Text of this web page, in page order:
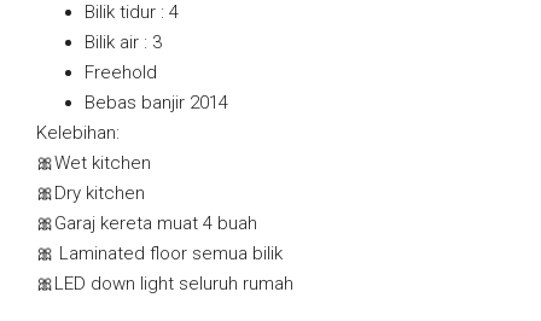
Bilik tidur : 4
Bilik air : 3
Freehold
Bebas banjir 2014
Kelebihan:
🎀Wet kitchen
🎀Dry kitchen
🎀Garaj kereta muat 4 buah
🎀 Laminated floor semua bilik
🎀LED down light seluruh rumah